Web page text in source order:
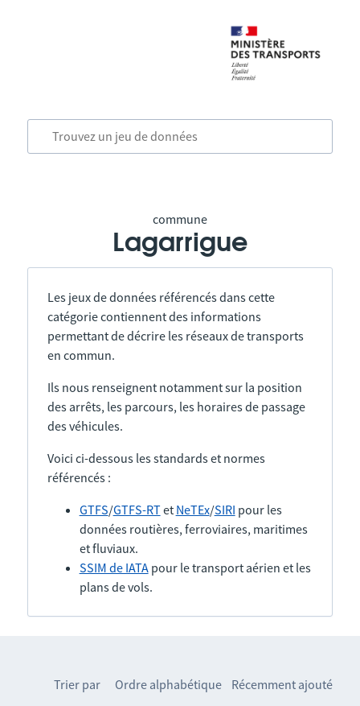
commune
Lagarrigue
Les jeux de données référencés dans cette
catégorie contiennent des informations
permettant de décrire les réseaux de transports
en commun.
Ils nous renseignent notamment sur la position
des arrêts, les parcours, les horaires de passage
des véhicules.
Voici ci-dessous les standards et normes
référencés :
GTFS/GTFS-RTet NeTEx/SIRI pour les
données routières, ferroviaires, maritimes
et fluviaux.
SSIM de IATApour le transport aérien et les
plans de vols.
Trier par Ordre alphabétique Récemment ajouté